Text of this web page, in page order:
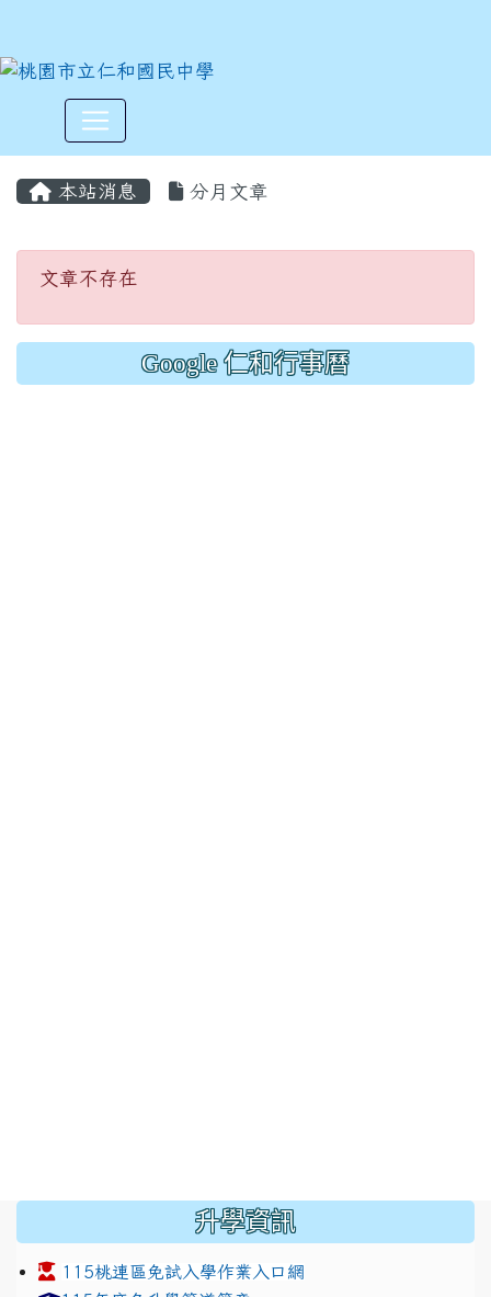
本站消息 分月文章
文章不存在
文章不存在
Google 仁和行事曆
升學資訊
115桃連區免試入學作業入口網